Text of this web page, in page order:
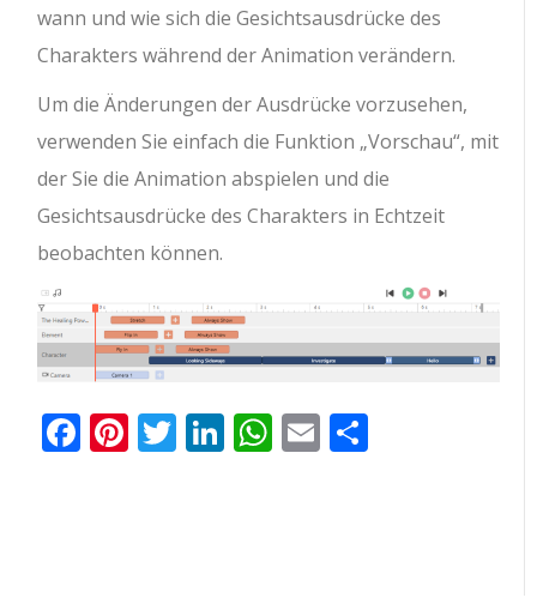
wann und wie sich die Gesichtsausdrücke des
Charakters während der Animation verändern.
Um die Änderungen der Ausdrücke vorzusehen,
verwenden Sie einfach die Funktion „Vorschau“, mit
der Sie die Animation abspielen und die
Gesichtsausdrücke des Charakters in Echtzeit
beobachten können.
Facebook
Pinterest
Twitter
LinkedIn
WhatsApp
Email